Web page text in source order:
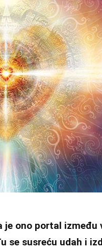
je ono portal između
se susreću udah i